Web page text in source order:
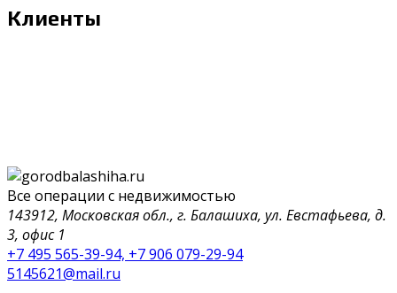
Клиенты
Все операции с недвижимостью
143912, Московская обл., г. Балашиха, ул. Евстафьева, д.
3, офис 1
+7 495 565-39-94, +7 906 079-29-94
5145621@mail.ru